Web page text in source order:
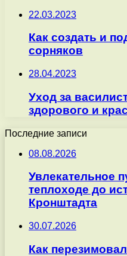
22.03.2023
Как создать и
сорняков
28.04.2023
Уход за
здорового и
Последние записи
08.08.2026
Увлекательное
теплоходе до
Кронштадта
30.07.2026
Как